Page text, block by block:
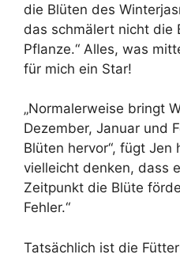
die Blüten des
das schmälert nicht die
Pflanze.“ Alles, was
für mich ein Star!
„Normalerweise bringt
Dezember, Januar und
Blüten hervor“, fügt Jen
vielleicht denken, dass
Zeitpunkt die Blüte
Fehler.“
Tatsächlich ist die